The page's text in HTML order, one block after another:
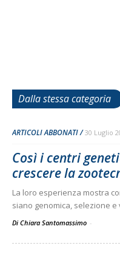
Dalla stessa categoria
ARTICOLI ABBONATI 30 Luglio
Così i centri
crescere la
La loro esperienza mostra
siano genomica, selezione
Di Chiara Santomassimo -